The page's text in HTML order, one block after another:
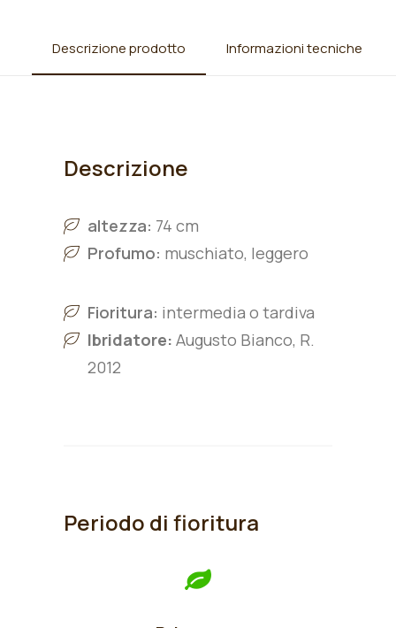
Descrizione prodotto Informazioni tecniche
Descrizione
altezza: 74 cm
Profumo: muschiato, leggero
Fioritura: intermedia o tardiva
Ibridatore: Augusto Bianco, R.
2012
Periodo di fioritura